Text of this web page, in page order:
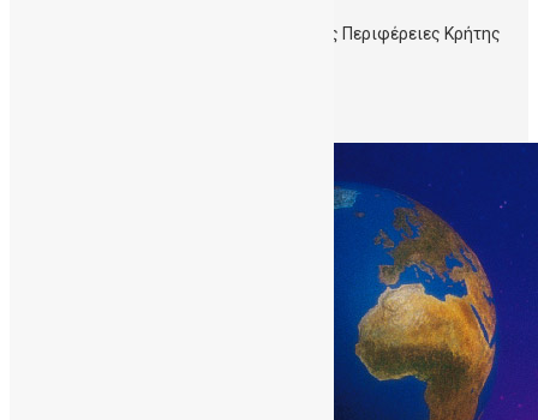
#DonateCordBloodΦωταγωγήσεις από τις Περιφέρειες Κρήτης